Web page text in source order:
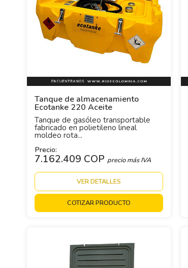
Tanque de almacenamiento
Ecotanke 220 Aceite
Tanque de gasóleo transportable
fabricado en polietileno lineal
moldeo rota...
Precio:
7.162.409 COP precio más IVA
VER DETALLES
COTIZAR PRODUCTO